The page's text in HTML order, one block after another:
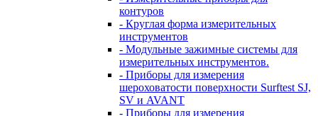
контуров
- Круглая форма измерительных
инструментов
- Модульные зажимные системы для
измерительных инструментов.
- Приборы для измерения
шероховатости поверхности Surftest SJ,
SV и AVANT
- Приборы для измерения